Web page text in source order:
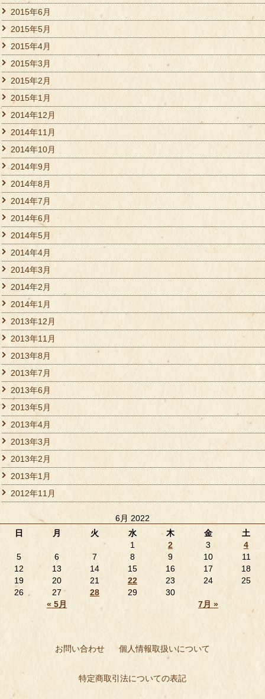
2015年6月
2015年5月
2015年4月
2015年3月
2015年2月
2015年1月
2014年12月
2014年11月
2014年10月
2014年9月
2014年8月
2014年7月
2014年6月
2014年5月
2014年4月
2014年3月
2014年2月
2014年1月
2013年12月
2013年11月
2013年8月
2013年7月
2013年6月
2013年5月
2013年4月
2013年3月
2013年2月
2013年1月
2012年11月
6月 2022
日
月 火 水 木 金 土
« 5月 7月 »
1 2 3
4
5
6 7 8 9 10
11
12
13 14 15 16 17
18
19
20 21 22 23 24
25
26
27 28 29 30
お問い合わせ 個人情報取扱いについて
特定商取引法についての表記